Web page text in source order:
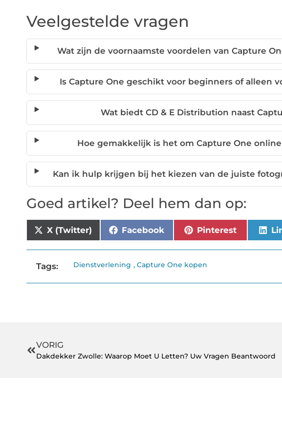
Veelgestelde vragen
Wat zijn de voornaamste voordelen van Capture
Is Capture One geschikt voor beginners of alleen
Wat biedt CD & E Distribution naast
Hoe gemakkelijk is het om Capture One
Kan ik hulp krijgen bij het kiezen van de juiste
Goed artikel? Deel hem dan op:
X (Twitter) Facebook Pinterest
Tags: Dienstverlening ,Capture One kopen
VORIG
Dakdekker Zwolle: Waarop Moet U Letten? Uw Vragen Beantwoord